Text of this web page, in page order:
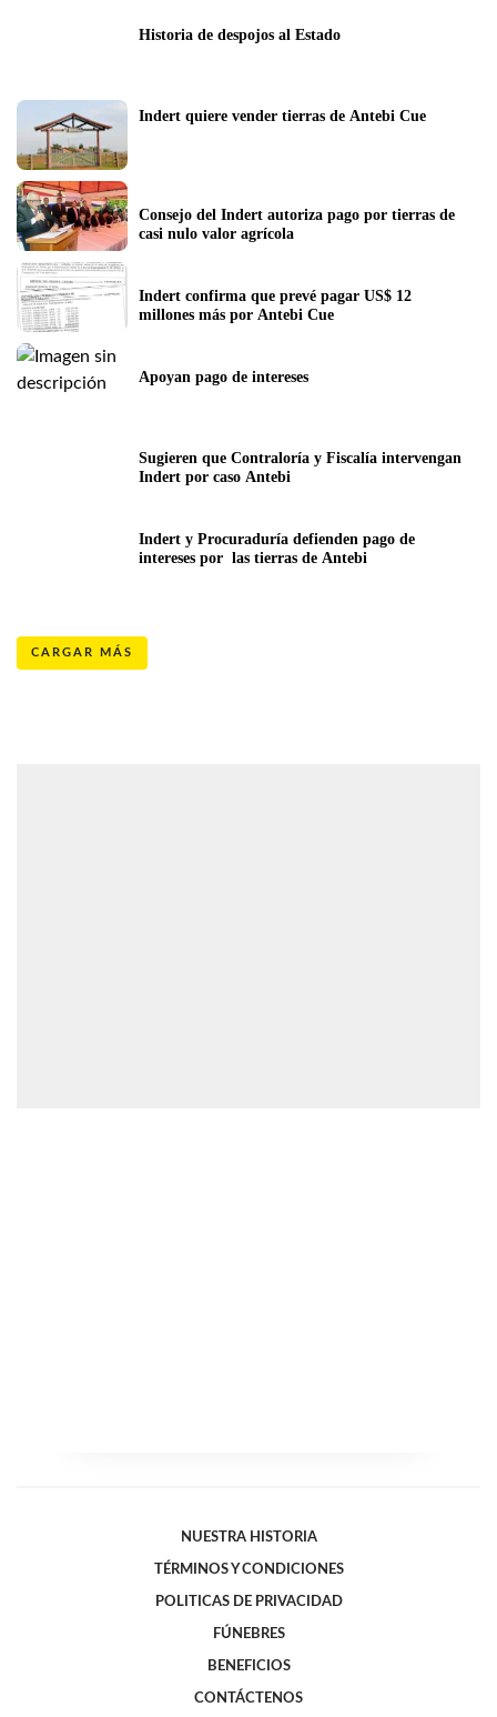
Historia de despojos al Estado
Indert quiere vender tierras de Antebi Cue
Consejo del Indert autoriza pago por tierras de
casi nulo valor agrícola
Indert confirma que prevé pagar US$ 12
millones más por Antebi Cue
Apoyan pago de intereses
Sugieren que Contraloría y Fiscalía intervengan
Indert por caso Antebi
Indert y Procuraduría defienden pago de
intereses por  las tierras de Antebi
CARGAR MÁS
NUESTRA HISTORIA
TÉRMINOS Y CONDICIONES
POLITICAS DE PRIVACIDAD
FÚNEBRES
BENEFICIOS
CONTÁCTENOS